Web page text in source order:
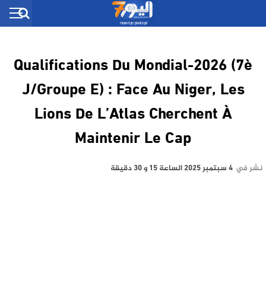
Qualifications Du Mondial-2026 (7è
J/Groupe E) : Face Au Niger, Les
Lions De L’Atlas Cherchent À
Maintenir Le Cap
نشر في 4 سبتمبر 2025 الساعة 15 و 30 دقيقة